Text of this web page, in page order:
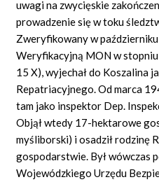
uwagi na zwycięskie
prowadzenie się w toku
Zweryfikowany w
Weryfikacyjną MON w
15 X), wyjechał do Koszalina
Repatriacyjnego. Od marca
tam jako inspektor Dep.
Objął wtedy 17-hektarowe
myśliborski) i osadził rodzinę
gospodarstwie. Był wówczas
Wojewódzkiego Urzędu